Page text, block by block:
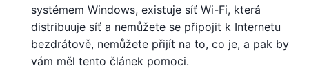
systémem Windows, existuje síť Wi-Fi, která
distribuuje síť a nemůžete se připojit k Internetu
bezdrátově, nemůžete přijít na to, co je, a pak by
vám měl tento článek pomoci.